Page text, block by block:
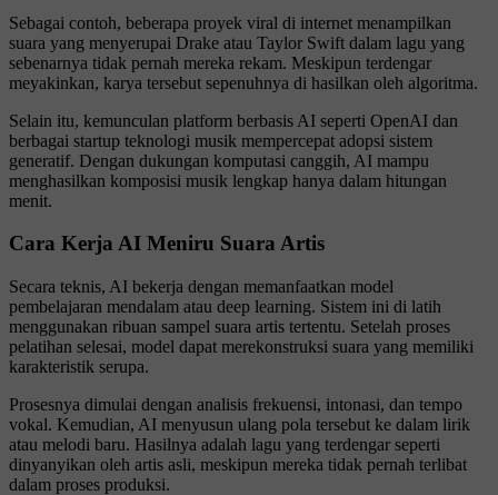
Sebagai contoh, beberapa proyek viral di internet menampilkan
suara yang menyerupai Drake atau Taylor Swift dalam lagu yang
sebenarnya tidak pernah mereka rekam. Meskipun terdengar
meyakinkan, karya tersebut sepenuhnya di hasilkan oleh algoritma.
Selain itu, kemunculan platform berbasis AI seperti OpenAI dan
berbagai startup teknologi musik mempercepat adopsi sistem
generatif. Dengan dukungan komputasi canggih, AI mampu
menghasilkan komposisi musik lengkap hanya dalam hitungan
menit.
Cara Kerja AI Meniru Suara Artis
Secara teknis, AI bekerja dengan memanfaatkan model
pembelajaran mendalam atau deep learning. Sistem ini di latih
menggunakan ribuan sampel suara artis tertentu. Setelah proses
pelatihan selesai, model dapat merekonstruksi suara yang memiliki
karakteristik serupa.
Prosesnya dimulai dengan analisis frekuensi, intonasi, dan tempo
vokal. Kemudian, AI menyusun ulang pola tersebut ke dalam lirik
atau melodi baru. Hasilnya adalah lagu yang terdengar seperti
dinyanyikan oleh artis asli, meskipun mereka tidak pernah terlibat
dalam proses produksi.